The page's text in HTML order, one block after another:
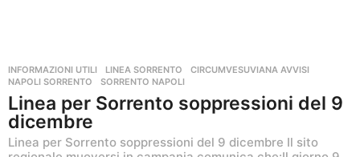
INFORMAZIONI UTILI ,LINEA SORRENTO CIRCUMVESUVIANA AVVISI
NAPOLI SORRENTO
,SORRENTO NAPOLI
Linea per Sorrento soppressioni del 9
dicembre
Linea per Sorrento soppressioni del 9 dicembre Il sito